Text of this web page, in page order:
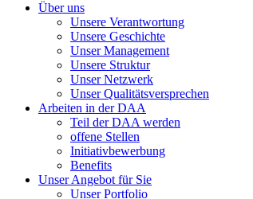
Über uns
Unsere Verantwortung
Unsere Geschichte
Unser Management
Unsere Struktur
Unser Netzwerk
Unser Qualitätsversprechen
Arbeiten in der DAA
Teil der DAA werden
offene Stellen
Initiativbewerbung
Benefits
Unser Angebot für Sie
Unser Portfolio